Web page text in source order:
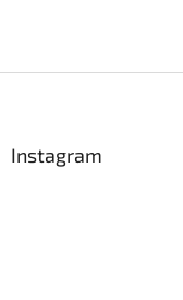
Instagram